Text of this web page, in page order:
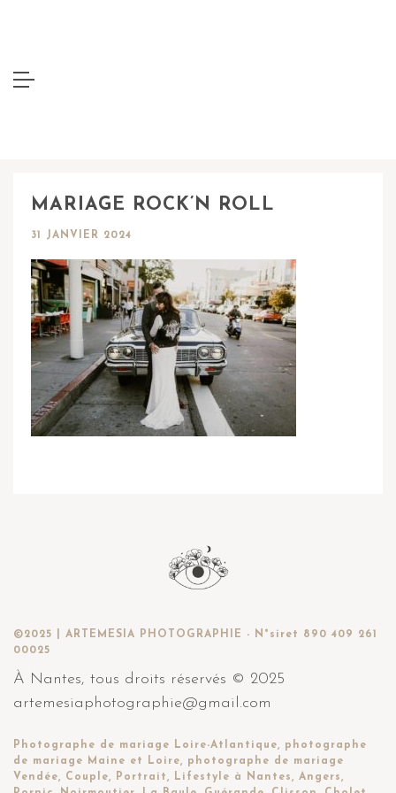
MARIAGE ROCK’N ROLL
31 JANVIER 2024
©2025 | ARTEMESIA PHOTOGRAPHIE - N°siret 890 409 261
00025
À Nantes, tous droits réservés © 2025
artemesiaphotographie@gmail.com
Photographe de mariage Loire-Atlantique, photographe
de mariage Maine et Loire, photographe de mariage
Vendée, Couple, Portrait, Lifestyle à Nantes, Angers,